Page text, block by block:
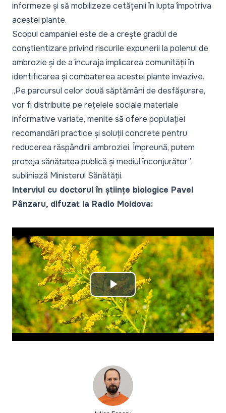
informeze și să mobilizeze cetățenii în lupta împotriva
acestei plante.
Scopul campaniei este de a crește gradul de
conștientizare privind riscurile expunerii la polenul de
ambrozie și de a încuraja implicarea comunității în
identificarea și combaterea acestei plante invazive.
„Pe parcursul celor două săptămâni de desfășurare,
vor fi distribuite pe rețelele sociale materiale
informative variate, menite să ofere populației
recomandări practice și soluții concrete pentru
reducerea răspândirii ambroziei. Împreună, putem
proteja sănătatea publică și mediul înconjurător”,
subliniază Ministerul Sănătății.
Interviul cu doctorul în științe biologice Pavel
Pânzaru, difuzat la Radio Moldova:
Play
Video